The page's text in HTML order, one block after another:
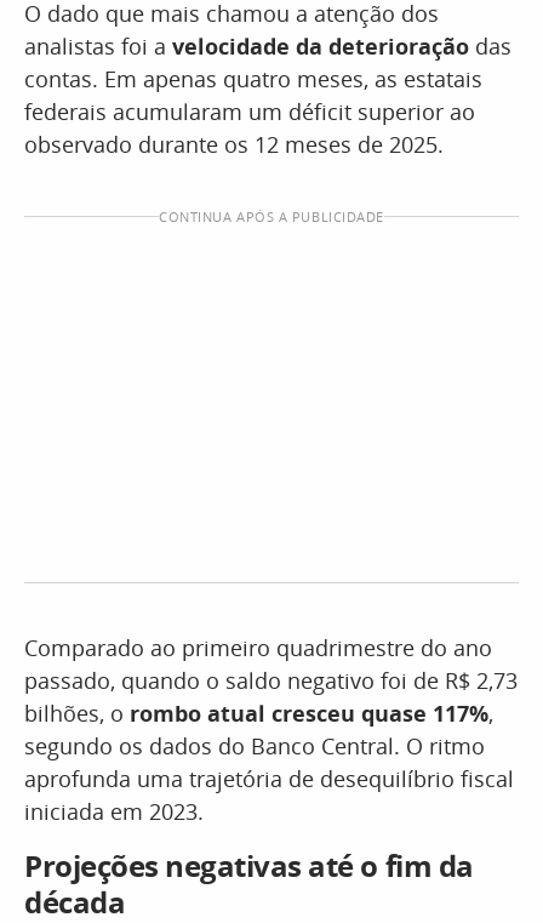
O dado que mais chamou a atenção dos
analistas foi a velocidade da deterioração das
contas. Em apenas quatro meses, as estatais
federais acumularam um déficit superior ao
observado durante os 12 meses de 2025.
CONTINUA APÓS A PUBLICIDADE
Comparado ao primeiro quadrimestre do ano
passado, quando o saldo negativo foi de R$ 2,73
bilhões, o rombo atual cresceu quase 117%,
segundo os dados do Banco Central. O ritmo
aprofunda uma trajetória de desequilíbrio fiscal
iniciada em 2023.
Projeções negativas até o fim da
década